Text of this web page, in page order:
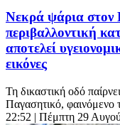
Νεκρά ψάρια στον
περιβαλλοντική
αποτελεί
εικόνες
Τη δικαστική οδό
Παγασητικό, φαινόμενο
22:52 | Πέμπτη 29